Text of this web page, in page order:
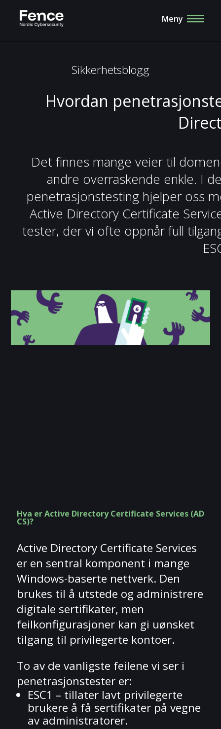
Meny
Sikkerhetsblogg
Hvordan
Det finnes mange veier til
andre overraskende enkle. I
penetrasjonstesting hjelper oss
Active Directory Certificate
tester, der vi ofte oppnår full
Hva er Active Directory Certificate Services (AD
CS)?
Active Directory Certificate Services
er en sentral komponent i mange
Windows-baserte nettverk. Den
brukes til å utstede og administrere
digitale sertifikater, men
feilkonfigurasjoner kan gi uønsket
tilgang til privilegerte kontoer.
To av de vanligste feilene vi ser i
penetrasjonstester er:
ESC1 – tillater lavt privilegerte
brukere å få sertifikater på vegne
av administratorer.